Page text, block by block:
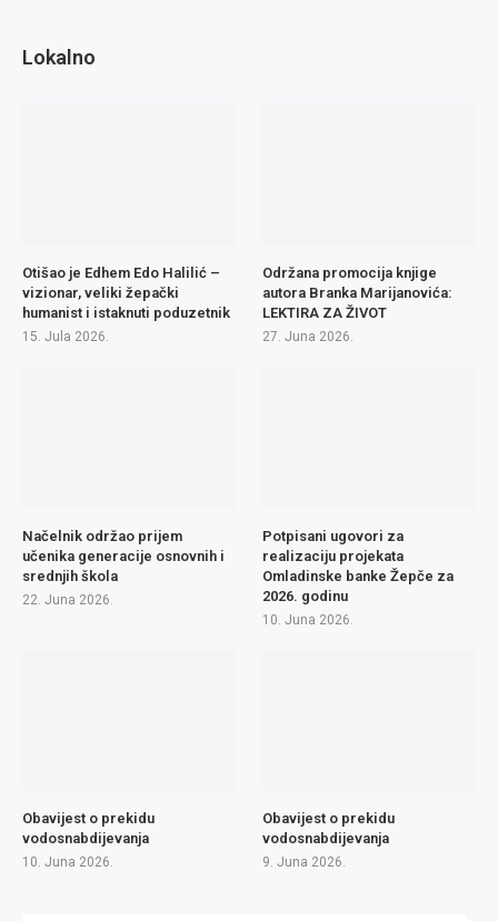
Lokalno
Otišao je Edhem Edo Halilić –
vizionar, veliki žepački
humanist i istaknuti poduzetnik
15. Jula 2026.
Održana promocija knjige
autora Branka Marijanovića:
LEKTIRA ZA ŽIVOT
27. Juna 2026.
Načelnik održao prijem
učenika generacije osnovnih i
srednjih škola
22. Juna 2026.
Potpisani ugovori za
realizaciju projekata
Omladinske banke Žepče za
2026. godinu
10. Juna 2026.
Obavijest o prekidu
vodosnabdijevanja
10. Juna 2026.
Obavijest o prekidu
vodosnabdijevanja
9. Juna 2026.